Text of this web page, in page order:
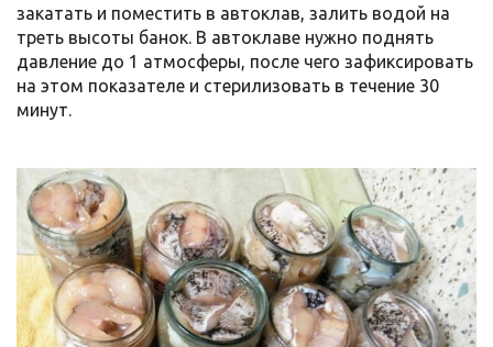
закатать и поместить в автоклав, залить водой на
треть высоты банок. В автоклаве нужно поднять
давление до 1 атмосферы, после чего зафиксировать
на этом показателе и стерилизовать в течение 30
минут.